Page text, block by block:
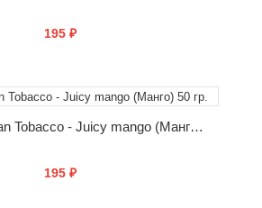
195 ₽
КУПИТЬ
Табак Malaysian Tobacco - Juicy mango (Манго) 50 гр.
195 ₽